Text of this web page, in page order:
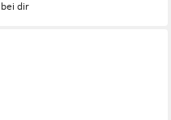
bei dir